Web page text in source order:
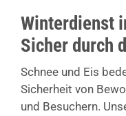
Winterdienst
Sicher durch
Schnee und Eis
Sicherheit von
und Besuchern.